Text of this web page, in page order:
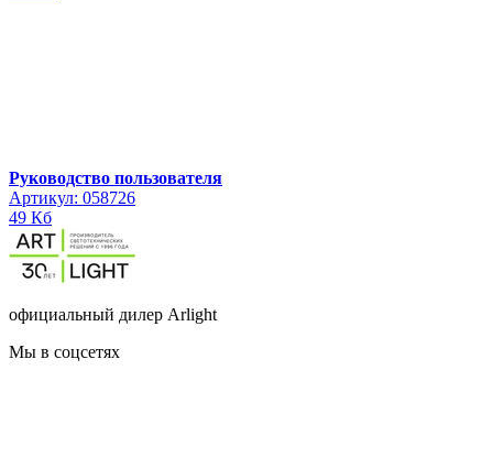
Руководство пользователя
Артикул: 058726
49 Кб
официальный дилер Arlight
Мы в соцсетях